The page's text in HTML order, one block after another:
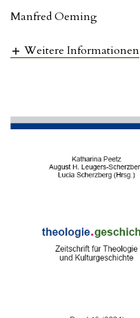
Manfred Oeming
Weitere Informationen